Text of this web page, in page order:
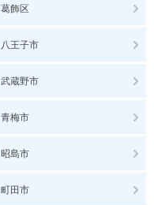
葛飾区
八王子市
武蔵野市
青梅市
昭島市
町田市